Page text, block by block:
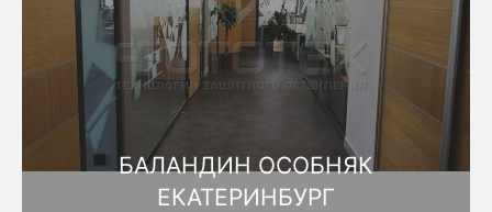
БАЛАНДИН ОСОБНЯК
ЕКАТЕРИНБУРГ